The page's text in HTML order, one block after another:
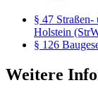
§ 47 Straßen-
Holstein
§ 126
Weitere